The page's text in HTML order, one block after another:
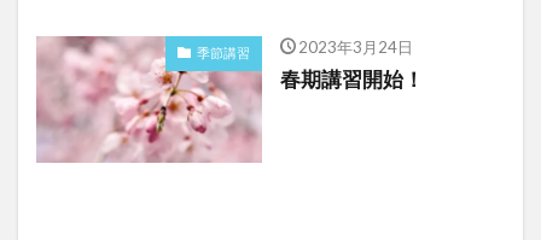
季節講習 2023年3月24日
春期講習開始！